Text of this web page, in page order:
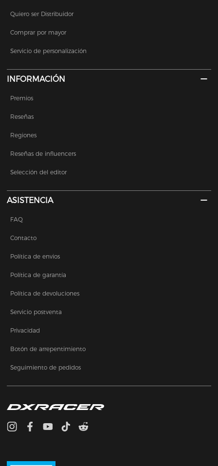
Quiero ser Distribuidor
Comprar por mayor
Servicio de personalización
INFORMACIÓN
Premios
Reseñas
Regiones
Reseñas de influencers
Selección del editor
ASISTENCIA
FAQ
Contacto
Política de envios
Política de garantía
Política de devoluciones
Servicio postventa
Privacidad
Botón de arrepentimiento
Seguimiento de pedidos